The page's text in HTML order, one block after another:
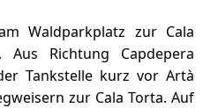
Waldparkplatz zur Cala
. Aus Richtung Capdepera
Tankstelle kurz vor Artà
zur Cala Torta. Auf